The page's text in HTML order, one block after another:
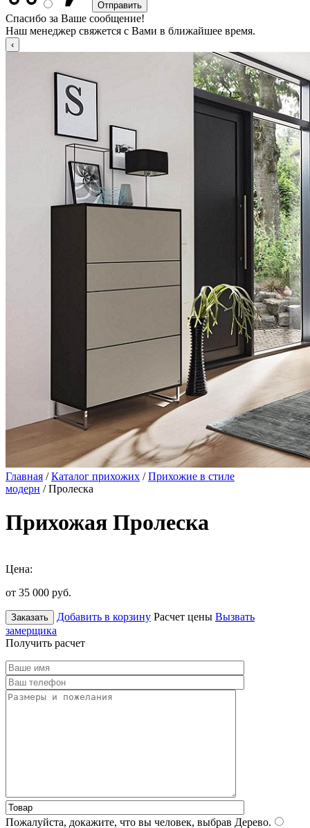
Спасибо за Ваше сообщение!
Наш менеджер свяжется с Вами в ближайшее время.
Главная /Каталог прихожих /Прихожие в стиле
модерн / Пролеска
Прихожая Пролеска
Цена:
от 35 000 руб.
Заказать Добавить в корзину Расчет цены Вызвать
замерщика
Получить расчет
Пожалуйста, докажите, что вы человек, выбрав Дерево.